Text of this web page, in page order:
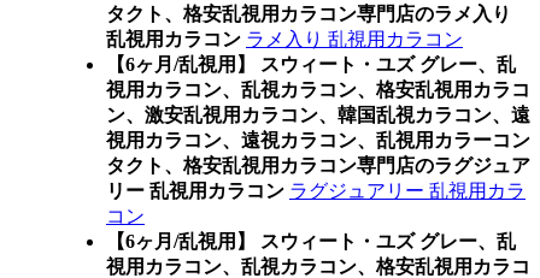
タクト、格安乱視用カラコン専門店のラメ入り
乱視用カラコン ラメ入り 乱視用カラコン
【6ヶ月/乱視用】 スウィート・ユズ グレー、乱
視用カラコン、乱視カラコン、格安乱視用カラコ
ン、激安乱視用カラコン、韓国乱視カラコン、遠
視用カラコン、遠視カラコン、乱視用カラーコン
タクト、格安乱視用カラコン専門店のラグジュア
リー 乱視用カラコン ラグジュアリー 乱視用カラ
コン
【6ヶ月/乱視用】 スウィート・ユズ グレー、乱
視用カラコン、乱視カラコン、格安乱視用カラコ